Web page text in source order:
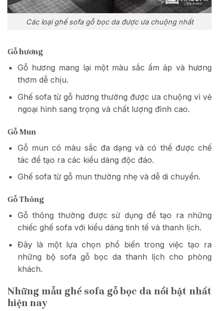
Các loại ghế sofa gỗ bọc da được ưa chuộng nhất
Gỗ hương
Gỗ hương mang lại một màu sắc ấm áp và hương
thơm dễ chịu.
Ghế sofa từ gỗ hương thường được ưa chuộng vì vẻ
ngoại hình sang trọng và chất lượng đỉnh cao.
Gỗ Mun
Gỗ mun có màu sắc đa dạng và có thể được chế
tác để tạo ra các kiểu dáng độc đáo.
Ghế sofa từ gỗ mun thường nhẹ và dễ di chuyển.
Gỗ Thông
Gỗ thông thường được sử dụng để tạo ra những
chiếc ghế sofa với kiểu dáng tinh tế và thanh lịch.
Đây là một lựa chọn phổ biến trong việc tạo ra
những bộ sofa gỗ bọc da thanh lịch cho phòng
khách.
Những mẫu ghế sofa gỗ bọc da nổi bật nhất
hiện nay